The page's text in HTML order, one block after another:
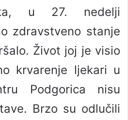
u 27. nedelji
zdravstveno stanje
Život joj je visio
krvarenje ljekari u
Podgorica nisu
Brzo su odlučili